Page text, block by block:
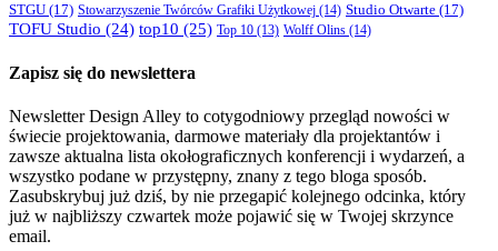
STGU (17) Stowarzyszenie Twórców Grafiki Użytkowej (14) Studio Otwarte (17)
TOFU Studio (24) top10 (25) Top 10 (13) Wolff Olins (14)
Zapisz się do newslettera
Newsletter Design Alley to cotygodniowy przegląd nowości w
świecie projektowania, darmowe materiały dla projektantów i
zawsze aktualna lista okołograficznych konferencji i wydarzeń, a
wszystko podane w przystępny, znany z tego bloga sposób.
Zasubskrybuj już dziś, by nie przegapić kolejnego odcinka, który
już w najbliższy czwartek może pojawić się w Twojej skrzynce
email.